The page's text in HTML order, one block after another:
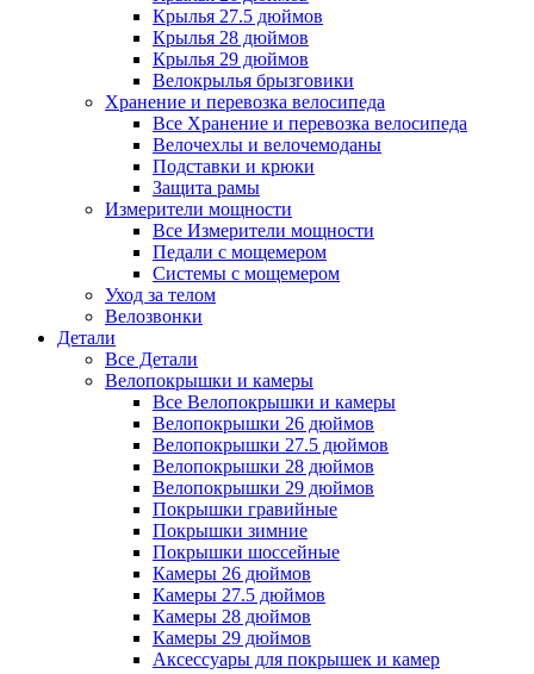
Крылья 27.5 дюймов
Крылья 28 дюймов
Крылья 29 дюймов
Велокрылья брызговики
Хранение и перевозка велосипеда
Все Хранение и перевозка велосипеда
Велочехлы и велочемоданы
Подставки и крюки
Защита рамы
Измерители мощности
Все Измерители мощности
Педали с мощемером
Системы с мощемером
Уход за телом
Велозвонки
Детали
Все Детали
Велопокрышки и камеры
Все Велопокрышки и камеры
Велопокрышки 26 дюймов
Велопокрышки 27.5 дюймов
Велопокрышки 28 дюймов
Велопокрышки 29 дюймов
Покрышки гравийные
Покрышки зимние
Покрышки шоссейные
Камеры 26 дюймов
Камеры 27.5 дюймов
Камеры 28 дюймов
Камеры 29 дюймов
Аксессуары для покрышек и камер